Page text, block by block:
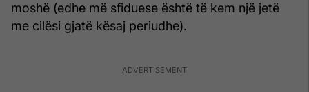
moshë (edhe më sfiduese është të kem një jetë
me cilësi gjatë kësaj periudhe).